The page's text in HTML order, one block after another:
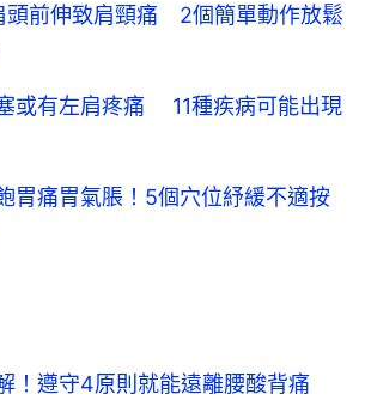
頭前伸致肩頸痛 2個簡單動作放鬆
塞或有左肩疼痛 11種疾病可能出現
胃痛胃氣脹！5個穴位紓緩不適按
！遵守4原則就能遠離腰酸背痛